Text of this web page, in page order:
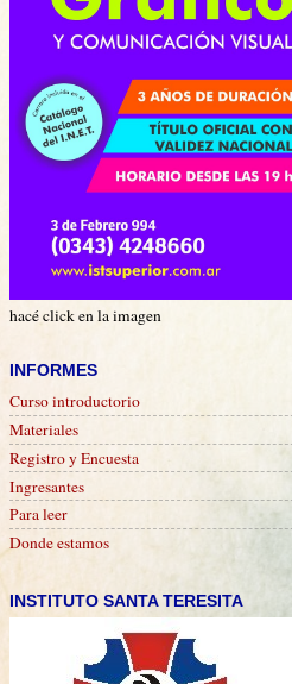
hacé click en la imagen
INFORMES
Curso introductorio
Materiales
Registro y Encuesta
Ingresantes
Para leer
Donde estamos
INSTITUTO SANTA TERESITA